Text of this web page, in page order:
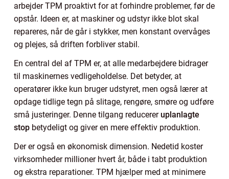
arbejder TPM proaktivt for at forhindre problemer, før de
opstår. Ideen er, at maskiner og udstyr ikke blot skal
repareres, når de går i stykker, men konstant overvåges
og plejes, så driften forbliver stabil.
En central del af TPM er, at alle medarbejdere bidrager
til maskinernes vedligeholdelse. Det betyder, at
operatører ikke kun bruger udstyret, men også lærer at
opdage tidlige tegn på slitage, rengøre, smøre og udføre
små justeringer. Denne tilgang reducerer uplanlagte
stop betydeligt og giver en mere effektiv produktion.
Der er også en økonomisk dimension. Nedetid koster
virksomheder millioner hvert år, både i tabt produktion
og ekstra reparationer. TPM hjælper med at minimere